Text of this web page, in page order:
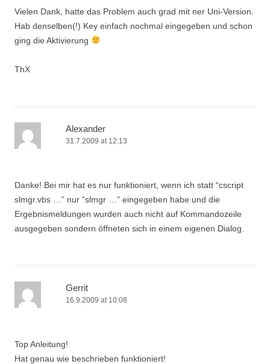
Vielen Dank, hatte das Problem auch grad mit ner Uni-Version.
Hab denselben(!) Key einfach nochmal eingegeben und schon
ging die Aktivierung
ThX
Alexander
31.7.2009 at 12:13
Danke! Bei mir hat es nur funktioniert, wenn ich statt “cscript
slmgr.vbs …” nur “slmgr …” eingegeben habe und die
Ergebnismeldungen wurden auch nicht auf Kommandozeile
ausgegeben sondern öffneten sich in einem eigenen Dialog.
Gerrit
16.9.2009 at 10:08
Top Anleitung!
Hat genau wie beschrieben funktioniert!